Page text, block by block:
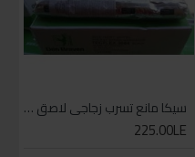
سيكا مانع تسرب زجاجي لاصق اسود 600 مل
225.00LE